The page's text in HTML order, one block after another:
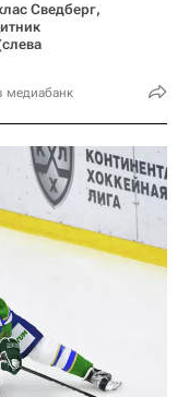
Сведберг,
медиабанк